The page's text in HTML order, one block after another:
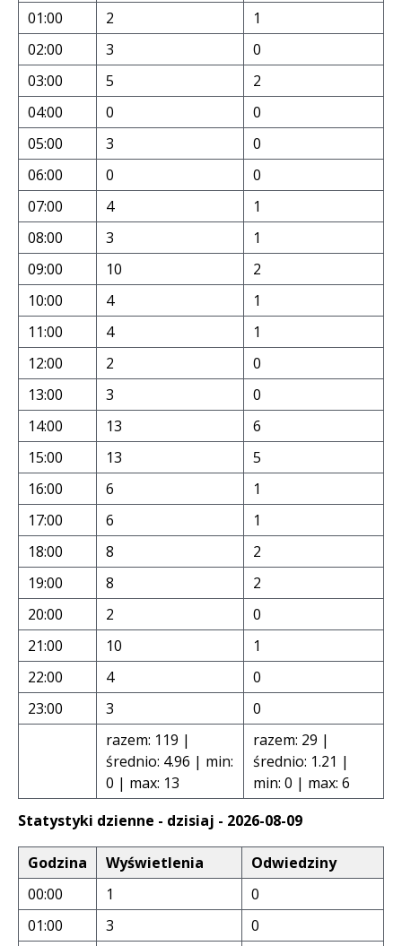
01:00 2
1
02:00
3
0
03:00
5
2
04:00
0
0
05:00
3
0
06:00
0
0
07:00
4
1
08:00
3
1
09:00
10
2
10:00
4
1
11:00
4
1
12:00
2
0
13:00
3
0
14:00
13
6
15:00
13
5
16:00
6
1
17:00
6
1
18:00
8
2
19:00
8
2
20:00
2
0
21:00
10
1
22:00
4
0
23:00
3
0
razem: 119 |
średnio: 4.96 | min:
0 | max: 13
razem: 29 |
średnio: 1.21 |
min: 0 | max: 6
Statystyki dzienne - dzisiaj - 2026-08-09
Godzina Wyświetlenia
Odwiedziny
00:00
1
0
01:00
3
0